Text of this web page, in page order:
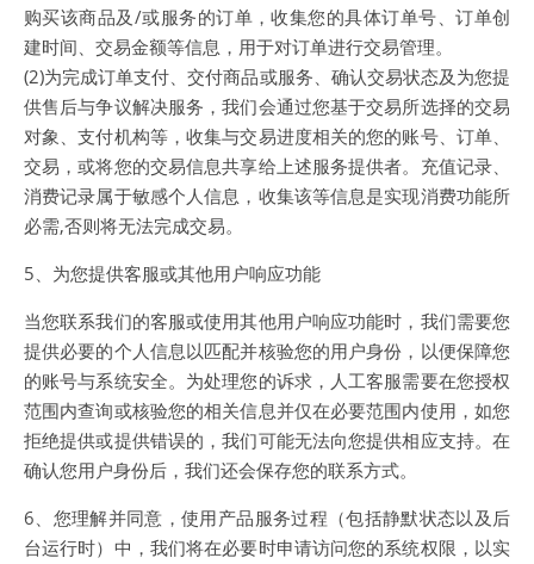
购买该商品及/或服务的订单，收集您的具体订单号、订单创
建时间、交易金额等信息，用于对订单进行交易管理。
(2)为完成订单支付、交付商品或服务、确认交易状态及为您提
供售后与争议解决服务，我们会通过您基于交易所选择的交易
对象、支付机构等，收集与交易进度相关的您的账号、订单、
交易，或将您的交易信息共享给上述服务提供者。充值记录、
消费记录属于敏感个人信息，收集该等信息是实现消费功能所
必需,否则将无法完成交易。
5、为您提供客服或其他用户响应功能
当您联系我们的客服或使用其他用户响应功能时，我们需要您
提供必要的个人信息以匹配并核验您的用户身份，以便保障您
的账号与系统安全。为处理您的诉求，人工客服需要在您授权
范围内查询或核验您的相关信息并仅在必要范围内使用，如您
拒绝提供或提供错误的，我们可能无法向您提供相应支持。在
确认您用户身份后，我们还会保存您的联系方式。
6、您理解并同意，使用产品服务过程（包括静默状态以及后
台运行时）中，我们将在必要时申请访问您的系统权限，以实